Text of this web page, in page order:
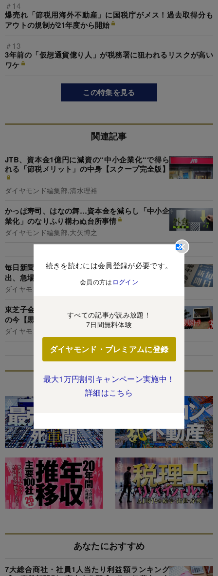
続きを読むには会員登録が必要です。
会員の方は ログイン
すべての記事が読み放題！
7日間無料体験
ダイヤモンド・プレミアムに登録
最大1万円割引キャンペーン実施中！
詳細はこちら
＃14
爆売れ「節税用海外不動産」に国税庁がメス！過去取得分も
アウトの規制が21年度から開始
＃13
3年前の「仮想通貨億り人」が税務署に狙われるリスクが高い
ワケ
この特集を見る
関連記事
JTB、資本金1億円に減資の“中小企業化“で得ら
れる「節税メリット」の中身【スクープ完全版】
ダイヤモンド編集部,清水理裕
かっぱ寿司、はなの舞…資本金を減らし「中小企
業化」のなりふり構わぬ台所事情
ダイヤモンド編集部,大矢博之
毎日新聞が「虎の子」大阪本社を差し出し資金捻
出、急場しのぎの弥縫策スキーム
ダイヤモンド編集部,千本木啓文
東芝子会社「追い出し部屋」裁判、泥沼全面戦争
の今【黒字リストラ36社リスト付き】
ダイヤモンド編集部,土本匡孝
特集
あなたにおすすめ
7大総合商社・社員1人当たり利益額ランキング